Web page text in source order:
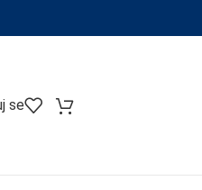
are available use up and down
se